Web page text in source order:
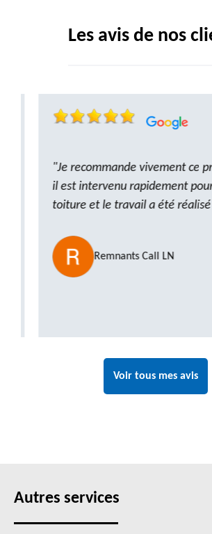
Les avis de nos
"Je recommande vivement ce
il est intervenu rapidement pour
toiture et le travail a été réalisé
ponctuel et à l’écoute, le résultat
impeccable et le chantier a été
Un artisan de confiance que je
Remnants Call LN
Voir tous mes avis
Autres services